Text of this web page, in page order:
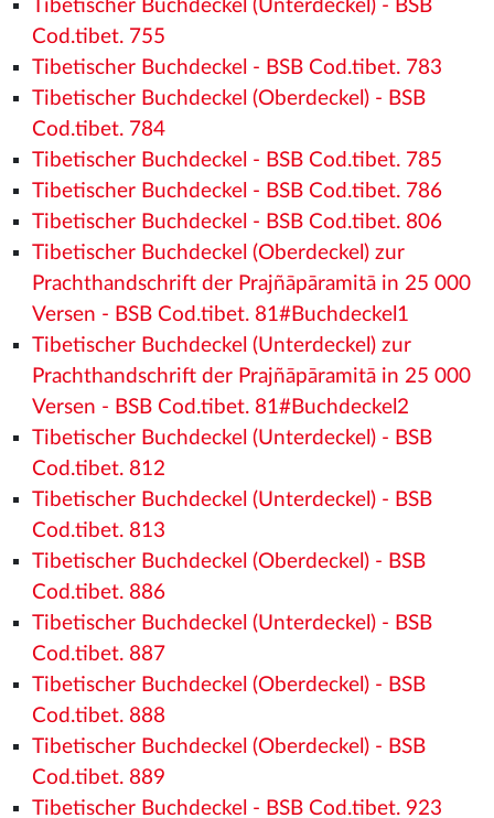
Tibetischer Buchdeckel (Unterdeckel) - BSB
Cod.tibet. 755
Tibetischer Buchdeckel - BSB Cod.tibet. 783
Tibetischer Buchdeckel (Oberdeckel) - BSB
Cod.tibet. 784
Tibetischer Buchdeckel - BSB Cod.tibet. 785
Tibetischer Buchdeckel - BSB Cod.tibet. 786
Tibetischer Buchdeckel - BSB Cod.tibet. 806
Tibetischer Buchdeckel (Oberdeckel) zur
Prachthandschrift der Prajñāpāramitā in 25 000
Versen - BSB Cod.tibet. 81#Buchdeckel1
Tibetischer Buchdeckel (Unterdeckel) zur
Prachthandschrift der Prajñāpāramitā in 25 000
Versen - BSB Cod.tibet. 81#Buchdeckel2
Tibetischer Buchdeckel (Unterdeckel) - BSB
Cod.tibet. 812
Tibetischer Buchdeckel (Unterdeckel) - BSB
Cod.tibet. 813
Tibetischer Buchdeckel (Oberdeckel) - BSB
Cod.tibet. 886
Tibetischer Buchdeckel (Unterdeckel) - BSB
Cod.tibet. 887
Tibetischer Buchdeckel (Oberdeckel) - BSB
Cod.tibet. 888
Tibetischer Buchdeckel (Oberdeckel) - BSB
Cod.tibet. 889
Tibetischer Buchdeckel - BSB Cod.tibet. 923